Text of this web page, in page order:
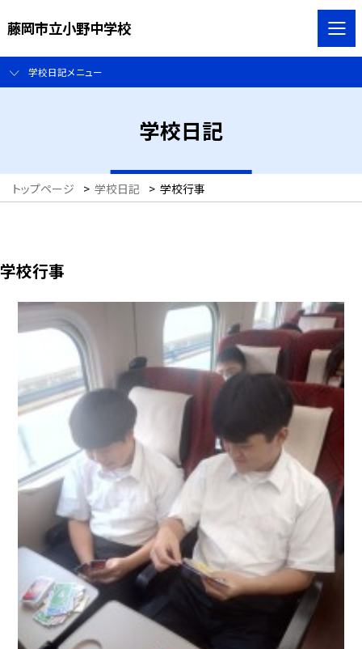
藤岡市立小野中学校
学校日記メニュー
学校日記
トップページ > 学校日記 > 学校行事
学校行事